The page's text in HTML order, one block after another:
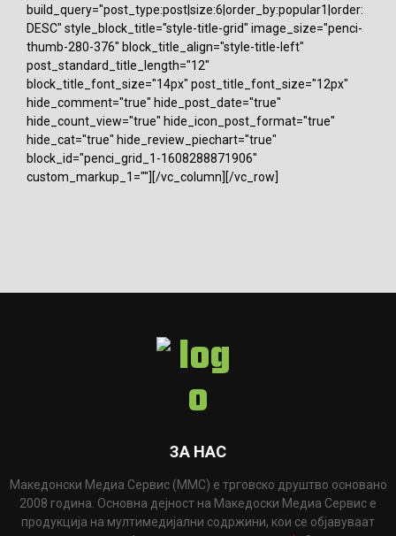
build_query="post_type:post|size:6|order_by:popular1|order:
DESC" style_block_title="style-title-grid" image_size="penci-
thumb-280-376" block_title_align="style-title-left"
post_standard_title_length="12"
block_title_font_size="14px" post_title_font_size="12px"
hide_comment="true" hide_post_date="true"
hide_count_view="true" hide_icon_post_format="true"
hide_cat="true" hide_review_piechart="true"
block_id="penci_grid_1-1608288871906"
custom_markup_1=""][/vc_column][/vc_row]
ЗА НАС
Македонски Медиа Сервис (ММС) е трговско друштво основано
2008 година. Основна дејност на Македоски Медиа Сервис е
продукција на мултимедијални содржини, кои се објавуваат